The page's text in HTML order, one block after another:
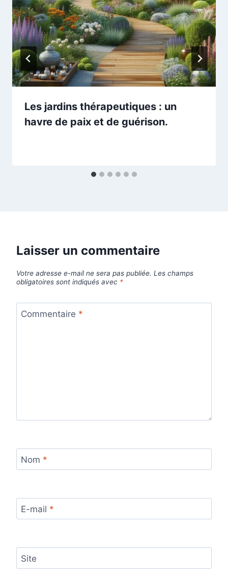
Les jardins thérapeutiques : un
havre de paix et de guérison.
Laisser un commentaire
Votre adresse e-mail ne sera pas publiée. Les champs
obligatoires sont indiqués avec *
Commentaire *
Nom *
E-mail *
Site